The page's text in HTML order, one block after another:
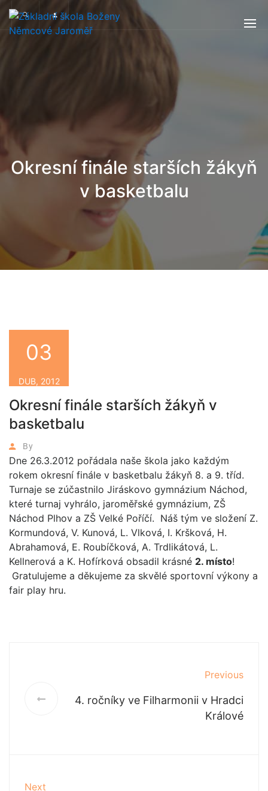
Okresní finále starších žákyň
v basketbalu
Okresní finále starších žákyň v
basketbalu
By
03
DUB, 2012
Dne 26.3.2012 pořádala naše škola jako každým
rokem okresní finále v basketbalu žákyň 8. a 9. tříd.
Turnaje se zúčastnilo Jiráskovo gymnázium Náchod,
které turnaj vyhrálo, jaroměřské gymnázium, ZŠ
Náchod Plhov a ZŠ Velké Poříčí. Náš tým ve složení Z.
Kormundová, V. Kunová, L. Vlková, I. Kršková, H.
Abrahamová, E. Roubíčková, A. Trdlikátová, L.
Kellnerová a K. Hofírková obsadil krásné 2. místo!
Gratulujeme a děkujeme za skvělé sportovní výkony a
fair play hru.
Previous
4. ročníky ve Filharmonii v Hradci
Králové
Next